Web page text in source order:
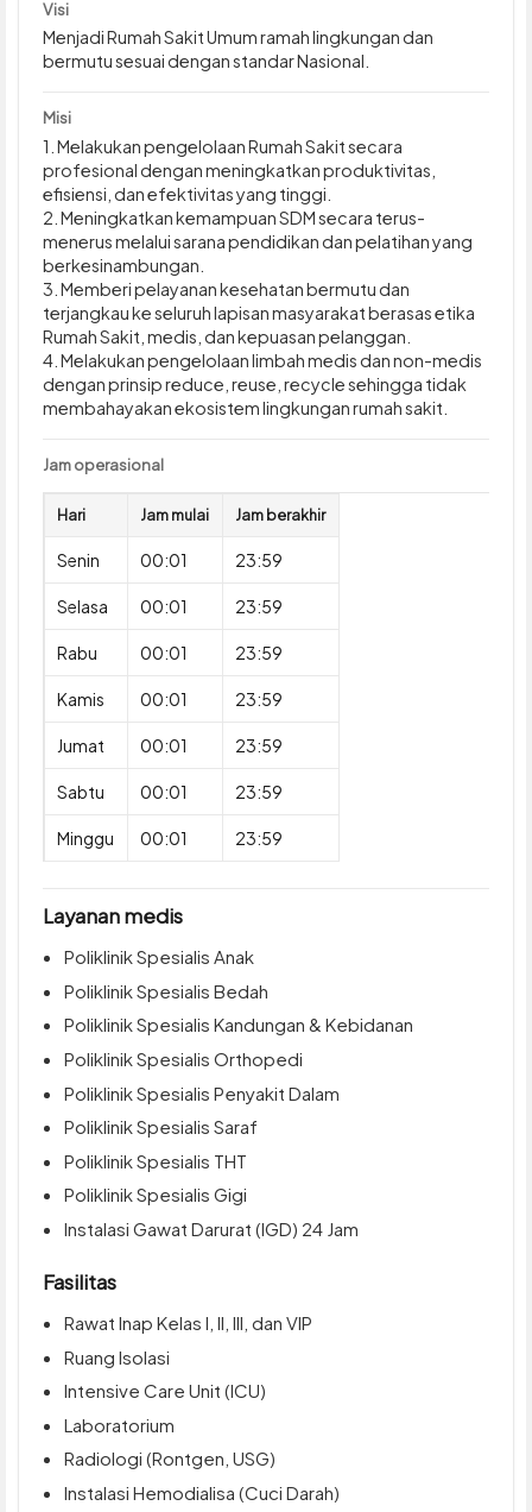
Visi
Menjadi Rumah Sakit Umum ramah lingkungan dan
bermutu sesuai dengan standar Nasional.
Misi
1. Melakukan pengelolaan Rumah Sakit secara
profesional dengan meningkatkan produktivitas,
efisiensi, dan efektivitas yang tinggi.
2. Meningkatkan kemampuan SDM secara terus-
menerus melalui sarana pendidikan dan pelatihan yang
berkesinambungan.
3. Memberi pelayanan kesehatan bermutu dan
terjangkau ke seluruh lapisan masyarakat berasas etika
Rumah Sakit, medis, dan kepuasan pelanggan.
4. Melakukan pengelolaan limbah medis dan non-medis
dengan prinsip reduce, reuse, recycle sehingga tidak
membahayakan ekosistem lingkungan rumah sakit.
Jam operasional
Hari Jam mulai Jam berakhir
Senin 00:01 23:59
Selasa 00:01 23:59
Rabu 00:01 23:59
Kamis 00:01 23:59
Jumat 00:01 23:59
Sabtu 00:01 23:59
Minggu 00:01 23:59
Layanan medis
Poliklinik Spesialis Anak
Poliklinik Spesialis Bedah
Poliklinik Spesialis Kandungan & Kebidanan
Poliklinik Spesialis Orthopedi
Poliklinik Spesialis Penyakit Dalam
Poliklinik Spesialis Saraf
Poliklinik Spesialis THT
Poliklinik Spesialis Gigi
Instalasi Gawat Darurat (IGD) 24 Jam
Fasilitas
Rawat Inap Kelas I, II, III, dan VIP
Ruang Isolasi
Intensive Care Unit (ICU)
Laboratorium
Radiologi (Rontgen, USG)
Instalasi Hemodialisa (Cuci Darah)